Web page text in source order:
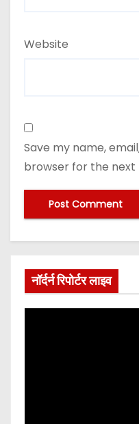
Website
Save my name,
browser for the
नॉर्दर्न रिपोर्टर लाइव